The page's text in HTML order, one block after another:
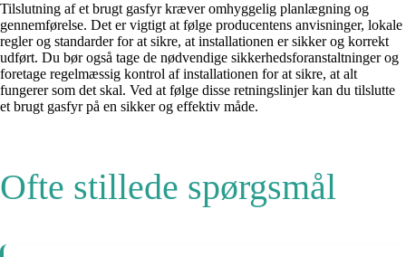
Tilslutning af et brugt gasfyr kræver omhyggelig planlægning og
gennemførelse. Det er vigtigt at følge producentens anvisninger, lokale
regler og standarder for at sikre, at installationen er sikker og korrekt
udført. Du bør også tage de nødvendige sikkerhedsforanstaltninger og
foretage regelmæssig kontrol af installationen for at sikre, at alt
fungerer som det skal. Ved at følge disse retningslinjer kan du tilslutte
et brugt gasfyr på en sikker og effektiv måde.
Ofte stillede spørgsmål